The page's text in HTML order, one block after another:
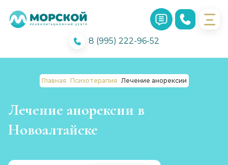
8 (995) 222-96-52
Главная Психотерапия Лечение анорексии
Лечение анорексии в
Новоалтайске